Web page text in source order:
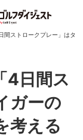
間ストロークプレー」はタ
4日間ス
ガーの
考える